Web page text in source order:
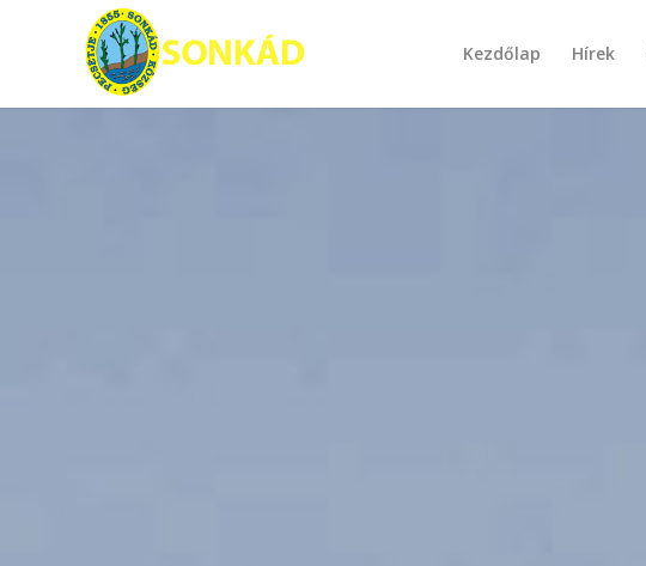
Kezdőlap Hírek